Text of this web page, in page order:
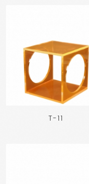
T-11